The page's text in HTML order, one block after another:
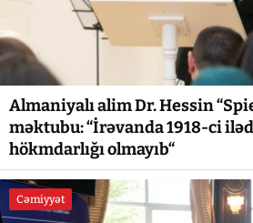
Almaniyalı alim Dr. Hessin
məktubu: “İrəvanda 1918-ci
hökmdarlığı olmayıb“
Cəmiyyət